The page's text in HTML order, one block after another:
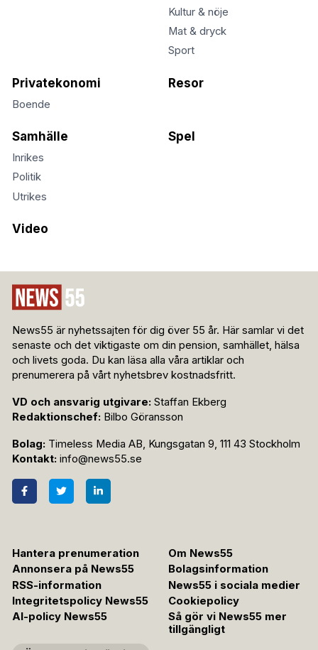
Kultur & nöje
Mat & dryck
Sport
Privatekonomi
Boende
Resor
Samhälle
Inrikes
Politik
Utrikes
Spel
Video
News55 är nyhetssajten för dig över 55 år. Här samlar vi det
senaste och det viktigaste om din pension, samhället, hälsa
och livets goda. Du kan läsa alla våra artiklar och
prenumerera på vårt nyhetsbrev kostnadsfritt.
VD och ansvarig utgivare: Staffan Ekberg
Redaktionschef: Bilbo Göransson
Bolag: Timeless Media AB, Kungsgatan 9, 111 43 Stockholm
Kontakt: info@news55.se
Hantera prenumeration
Om News55
Annonsera på News55
Bolagsinformation
RSS-information
News55 i sociala medier
Integritetspolicy News55
Cookiepolicy
AI-policy News55
Så gör vi News55 mer
tillgängligt